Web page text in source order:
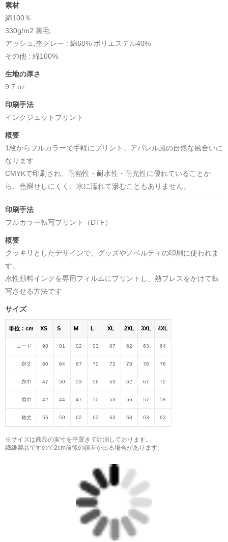
素材
綿100％
330g/m2 裏毛
アッシュ,杢グレー : 綿60% ポリエステル40%
その他 : 綿100%
生地の厚さ
9.7 oz
印刷手法
インクジェットプリント
概要
1枚からフルカラーで手軽にプリント。アパレル風の自然な風合いに
なります
CMYKで印刷され、耐熱性・耐水性・耐光性に優れていることか
ら、色褪せしにくく、水に濡れて滲むこともありません。
印刷手法
フルカラー転写プリント（DTF）
概要
クッキリとしたデザインで、グッズやノベルティの印刷に使われま
す。
水性顔料インクを専用フィルムにプリントし、熱プレスをかけて転
写させる方法です
サイズ
単位：cm XS S M L XL 2XL 3XL 4XL
コード 98 01 02 03 07 62 63 64
身丈 60 64 67 70 73 76 76 76
身巾 47 50 53 56 59 62 67 72
肩巾 42 44 47 50 53 56 57 58
袖丈 56 59 62 63 63 63 63 63
※サイズは商品の実寸を平置きで計測しております。
繊維製品ですので2cm前後の誤差が出る場合があります。